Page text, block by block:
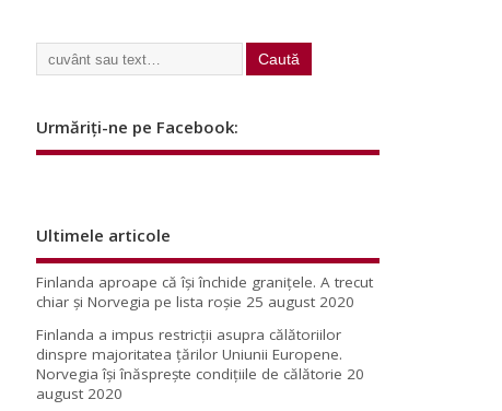
Urmăriți-ne pe Facebook:
Ultimele articole
Finlanda aproape că își închide granițele. A trecut
chiar și Norvegia pe lista roșie 25 august 2020
Finlanda a impus restricţii asupra călătoriilor
dinspre majoritatea ţărilor Uniunii Europene.
Norvegia își înăsprește condițiile de călătorie 20
august 2020